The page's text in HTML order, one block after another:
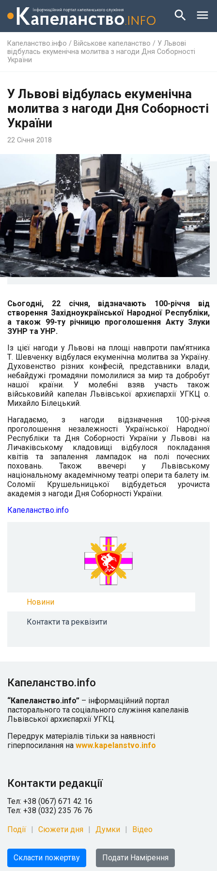
Капеланство.інфо / Військове капеланство / У Львові
відбулась екуменічна молитва з нагоди Дня Соборності
України
У Львові відбулась екуменічна
молитва з нагоди Дня Соборності
України
22 Січня 2018
Сьогодні, 22 січня, відзначають 100-річчя від
створення Західноукраїнської Народної Республіки,
а також 99-ту річницю проголошення Акту Злуки
ЗУНР та УНР.
Із цієї нагоди у Львові на площі навпроти пам’ятника
Т. Шевченку відбулася екуменічна молитва за Україну.
Духовенство різних конфесій, представники влади,
небайдужі громадяни помолилися за мир та добробут
нашої країни. У молебні взяв участь також
військовийй капелан Львівської архиєпархії УГКЦ о.
Михайло Білецький.
Нагадаємо, з нагоди відзначення 100-річчя
проголошення незалежності Української Народної
Республіки та Дня Соборності України у Львові на
Личаківському кладовищі відбулося покладання
квітів та запалення лампадок на полі почесних
поховань. Також ввечері у Львівському
національному академічному театрі опери та балету ім.
Соломії Крушельницької відбудеться урочиста
академія з нагоди Дня Соборності України.
Капеланство.info
Новини
Контакти та реквізити
Капеланство.info
“Капеланство.info” – інформаційний портал
пасторального та соціального служіння капеланів
Львівської архиєпархії УГКЦ.
Передрук матеріалів тільки за наявності
гіперпосилання на www.kapelanstvo.info
Контакти редакції
Тел: +38 (067) 671 42 16
Тел: +38 (032) 235 76 76
Події Сюжети дня Думки Відео
Скласти пожертву Подати Намірення